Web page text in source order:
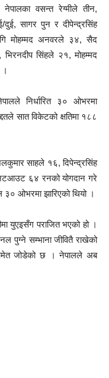
वसन्त रेग्मीले तीन,
दुई, सागर पुन र दीपेन्द्रसिंह
मोहम्मद अनवरले ३४, सैद
सिंहले २१, मोहम्मद
।
निर्धारित ३० ओभरमा
सात विकेटको क्षतिमा १८८
साहले १६, दिपेन्द्रसिंह
६४ रनको योगदान गरे
३० ओभरमा झारिएको थियो ।
युएइसँग पराजित भएको हो ।
पुग्ने सम्भाना जीवितै राखेको
जोडेको छ । नेपालले अब